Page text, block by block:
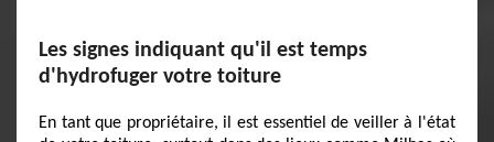
Les signes indiquant qu'il est temps
d'hydrofuger votre toiture
En tant que propriétaire, il est essentiel de veiller à l'état